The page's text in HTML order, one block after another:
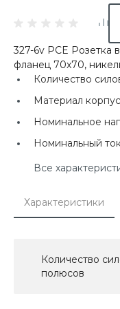
327-6v PCE Розетка
фланец 70x70,
Количество
Материал
Номинальное
Номинальный
Все
Характеристики
Количество
полюсов